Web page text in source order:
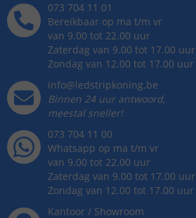
073 704 11 01
Bereikbaar op ma t/m vr
van 9.00 tot 22.00 uur
Zaterdag van 9.00 tot 17.00 uur
Zondag van 12.00 tot 17.00 uur
info@ledstripkoning.be
Binnen 24 uur antwoord,
meestal sneller!
073 704 11 00
Whatsapp op ma t/m vr
van 9.00 tot 22.00 uur
Zaterdag van 9.00 tot 17.00 uur
Zondag van 12.00 tot 17.00 uur
Kantoor / Showroom